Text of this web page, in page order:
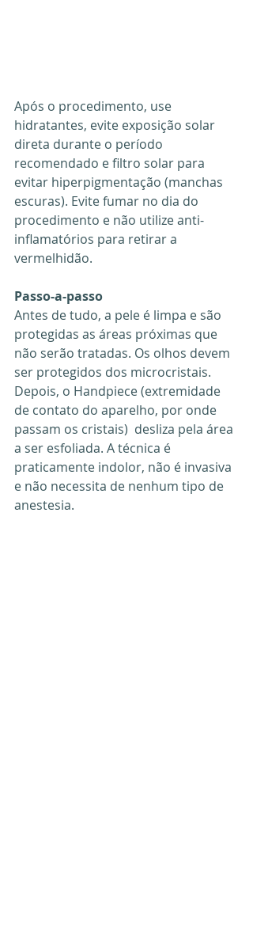
Após o procedimento, use
hidratantes, evite exposição solar
direta durante o período
recomendado e filtro solar para
evitar hiperpigmentação (manchas
escuras). Evite fumar no dia do
procedimento e não utilize anti-
inflamatórios para retirar a
vermelhidão.
Passo-a-passo
Antes de tudo, a pele é limpa e são
protegidas as áreas próximas que
não serão tratadas. Os olhos devem
ser protegidos dos microcristais.
Depois, o Handpiece (extremidade
de contato do aparelho, por onde
passam os cristais)  desliza pela área
a ser esfoliada. A técnica é
praticamente indolor, não é invasiva
e não necessita de nenhum tipo de
anestesia.